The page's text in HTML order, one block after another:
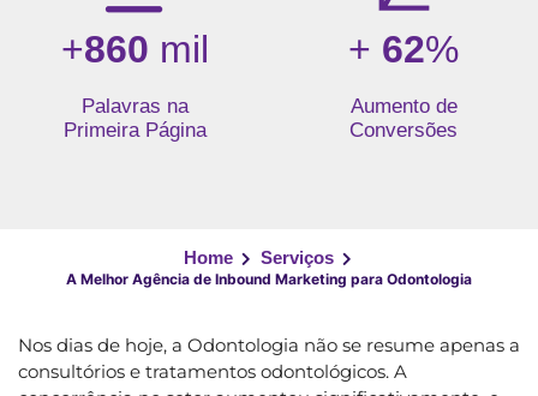
+860 mil
Palavras na
Primeira Página
+ 62%
Aumento de
Conversões
Home Serviços
A Melhor Agência de Inbound Marketing para Odontologia
Nos dias de hoje, a Odontologia não se resume apenas a
consultórios e tratamentos odontológicos. A